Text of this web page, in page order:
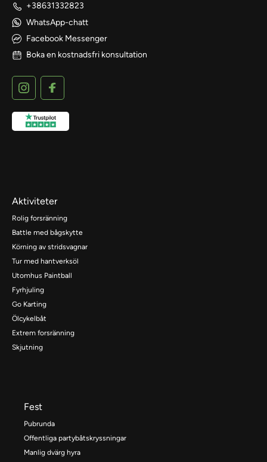
+38631332823
WhatsApp-chatt
Facebook Messenger
Boka en kostnadsfri konsultation
Aktiviteter
Rolig forsränning
Battle med bågskytte
Körning av stridsvagnar
Tur med hantverksöl
Utomhus Paintball
Fyrhjuling
Go Karting
Ölcykelbåt
Extrem forsränning
Skjutning
Fest
Pubrunda
Offentliga partybåtskryssningar
Manlig dvärg hyra